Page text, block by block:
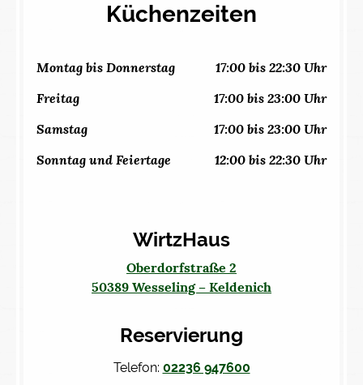
Küchenzeiten
Montag bis Donnerstag 17:00 bis 22:30 Uhr
Freitag 17:00 bis 23:00 Uhr
Samstag 17:00 bis 23:00 Uhr
Sonntag und Feiertage 12:00 bis 22:30 Uhr
WirtzHaus
Oberdorfstraße 2
50389 Wesseling – Keldenich
Reservierung
Telefon: 02236 947600